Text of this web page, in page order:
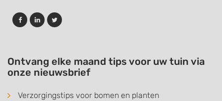
Ontvang elke maand tips voor uw tuin via
onze nieuwsbrief
Verzorgingstips voor bomen en planten